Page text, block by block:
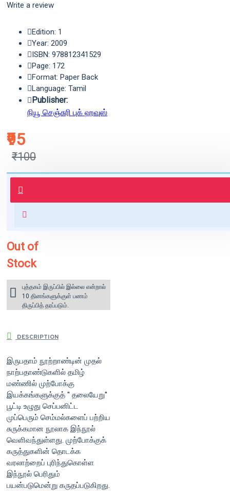
Write a review
₹95
₹100
Edition: 1
Year: 2009
ISBN: 978812341529
Page: 172
Format: Paper Back
Language: Tamil
Publisher:
நியூ செஞ்சுரி புக் ஹவுஸ்
புத்தகம் 3 - 7 நாட்களில் அனுப்பி
வைக்கப்படும்.
for orders above ₹1000 within
Out of
Stock
புத்தகம் இருப்பில் இல்லை என்றால்
10 தினங்களுக்குள் பணம்
திருப்பித் தரப்படும்.
DESCRIPTION
இருபதாம் நூற்றாண்டின் முதல்
நாற்பதாண்டுகளில் தமிழ்
மண்ணில் முற்போக்கு
இயக்கங்களுக்குத் '' தலையேறு''
பூட்டி உழுது செப்பனிட்ட
முப்பெரும் செம்மல்களைப் பற்றிய
சுருக்கமான நூலாக இந்நூல்
வெளிவந்துள்ளது. முற்போக்குக்
கருத்துகளின் தொடக்க
வரலாற்றைப் புரிந்துகொள்ள
இந்நூல் பெரிதும்
பயன்படுமென்று கருதப்படுகிறது.